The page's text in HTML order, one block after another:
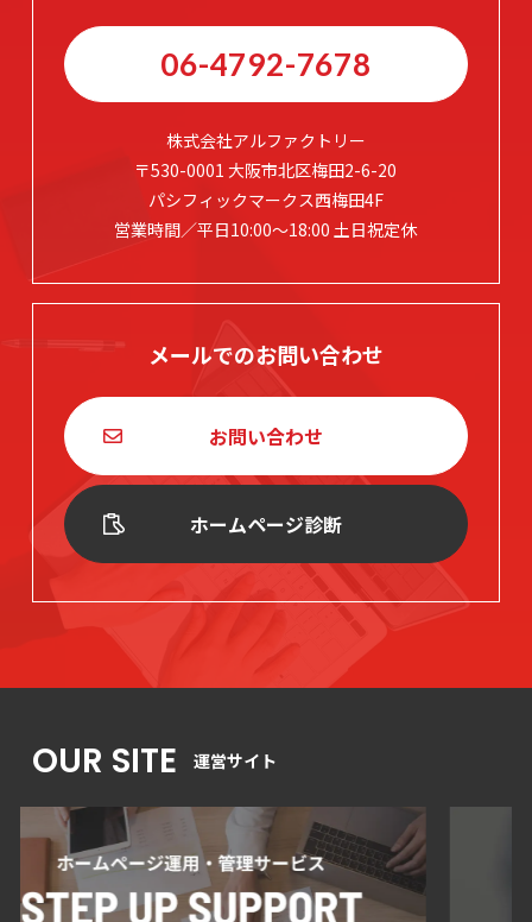
06-4792-7678
株式会社アルファクトリー
〒530-0001 大阪市北区梅田2-6-20
パシフィックマークス西梅田4F
営業時間／平日10:00～18:00 土日祝定休
メールでのお問い合わせ
お問い合わせ
ホームページ診断
OUR SITE 運営サイト